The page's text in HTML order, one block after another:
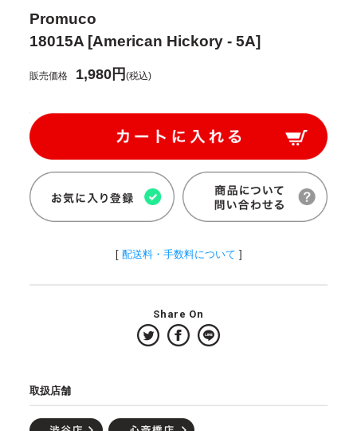
Promuco
18015A [American Hickory - 5A]
販売価格 1,980円(税込)
[ 配送料・手数料について ]
Share On
取扱店舗